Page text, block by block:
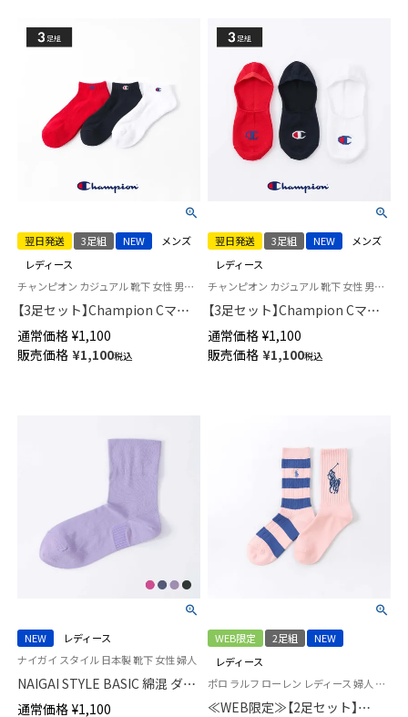
翌日発送 3足組 NEW
メンズ
レディース
チャンピオン カジュアル 靴下 女性 男性 ブランド ユニセックス
【3足セット】Champion Cマー
クロゴ 消臭糸使用 足底パイル
アーチサポート スニーカー丈
ソックス メンズ レディース
通常価格 ¥1,100
販売価格 ¥1,100税込
翌日発送 3足組 NEW
メンズ
レディース
チャンピオン カジュアル 靴下 女性 男性 ユニセックス
【3足セット】Champion Cマー
クロゴ 消臭糸使用 かかと滑り
止め付き フットカバー カバー
ソックス 深履き メンズ レディ
通常価格 ¥1,100
販売価格 ¥1,100税込
NEW
レディース
ナイガイ スタイル 日本製 靴下 女性 婦人
NAIGAI STYLE BASIC 綿混 ダブ
ルカフ クルー丈 レディース ソ
通常価格 ¥1,100
WEB限定 2足組
NEW
レディース
ポロ ラルフ ローレン レディース 婦人 靴下 カジュアル 26SS
≪WEB限定≫【2足セット】